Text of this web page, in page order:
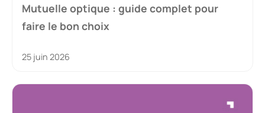
Mutuelle optique : guide complet pour
faire le bon choix
25 juin 2026